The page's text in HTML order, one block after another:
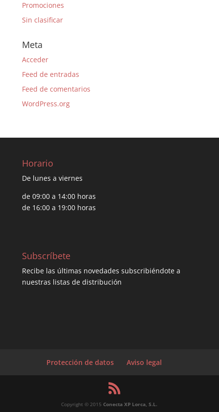
Promociones
Sin clasificar
Meta
Acceder
Feed de entradas
Feed de comentarios
WordPress.org
Horario
De lunes a viernes
de 09:00 a 14:00 horas
de 16:00 a 19:00 horas
Subscríbete
Recibe las últimas novedades subscribiéndote a
nuestras listas de distribución
Protección de datos Aviso legal
Copyright © 2015Conecta XP Lorca, S.L.